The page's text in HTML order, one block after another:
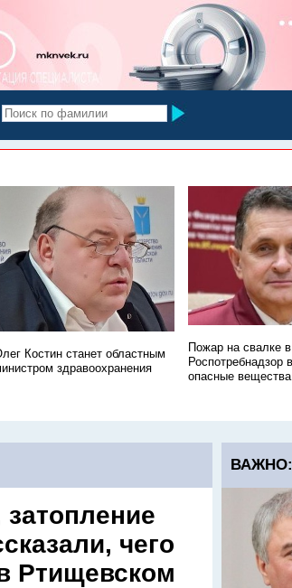
Костин станет областным
здравоохранения
Пожар на свалке
Роспотребнадзор
опасные
затопление
чего
Ртищевском
ВАЖНО: